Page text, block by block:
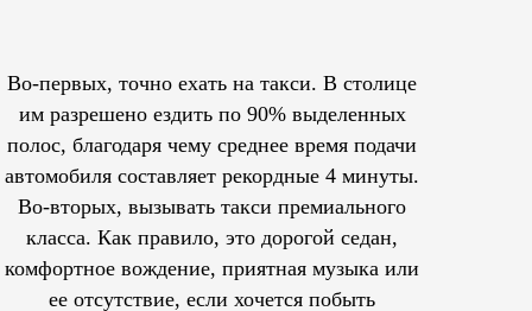
Во-первых, точно ехать на такси. В столице
им разрешеноездить по 90% выделенных
полос, благодаря чему среднее время подачи
автомобиля составляет рекордные 4 минуты.
Во-вторых, вызывать такси премиального
класса. Как правило, это дорогой седан,
комфортное вождение, приятная музыка или
ее отсутствие, если хочется побыть